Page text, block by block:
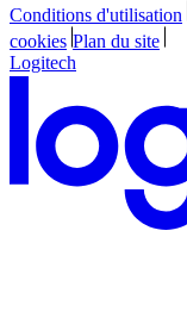
Conditions d'utilisation
cookies Plan du site
Logitech